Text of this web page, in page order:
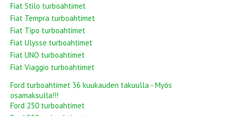
Fiat Stilo turboahtimet
Fiat Tempra turboahtimet
Fiat Tipo turboahtimet
Fiat Ulysse turboahtimet
Fiat UNO turboahtimet
Fiat Viaggio turboahtimet
Ford turboahtimet 36 kuukauden takuulla - Myös
osamaksulla!!!
Ford 250 turboahtimet